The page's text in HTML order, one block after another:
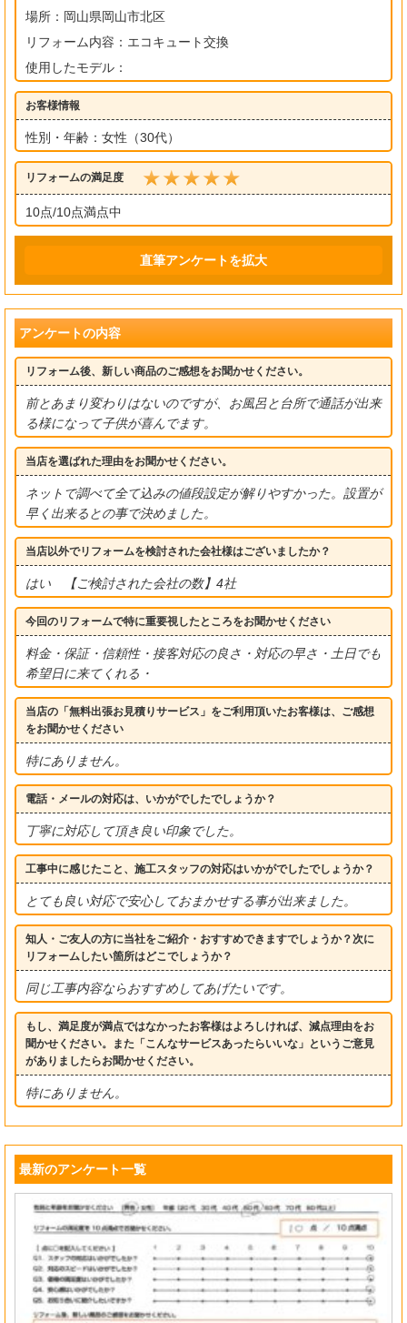
場所：岡山県岡山市北区
リフォーム内容：エコキュート交換
使用したモデル：
お客様情報
性別・年齢：女性（30代）
リフォームの満足度
10点/10点満点中
直筆アンケートを拡大
アンケートの内容
リフォーム後、新しい商品のご感想をお聞かせください。
前とあまり変わりはないのですが、お風呂と台所で通話が出来
る様になって子供が喜んでます。
当店を選ばれた理由をお聞かせください。
ネットで調べて全て込みの値段設定が解りやすかった。設置が
早く出来るとの事で決めました。
当店以外でリフォームを検討された会社様はございましたか？
はい 【ご検討された会社の数】4社
今回のリフォームで特に重要視したところをお聞かせください
料金・保証・信頼性・接客対応の良さ・対応の早さ・土日でも
希望日に来てくれる・
当店の「無料出張お見積りサービス」をご利用頂いたお客様は、ご感想
をお聞かせください
特にありません。
電話・メールの対応は、いかがでしたでしょうか？
丁寧に対応して頂き良い印象でした。
工事中に感じたこと、施工スタッフの対応はいかがでしたでしょうか？
とても良い対応で安心しておまかせする事が出来ました。
知人・ご友人の方に当社をご紹介・おすすめできますでしょうか？次に
リフォームしたい箇所はどこでしょうか？
同じ工事内容ならおすすめしてあげたいです。
もし、満足度が満点ではなかったお客様はよろしければ、減点理由をお
聞かせください。また「こんなサービスあったらいいな」というご意見
がありましたらお聞かせください。
特にありません。
最新のアンケート一覧